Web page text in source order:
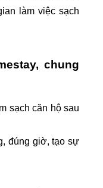
làm việc sạch
chung
sạch căn hộ sau
đúng giờ, tạo sự